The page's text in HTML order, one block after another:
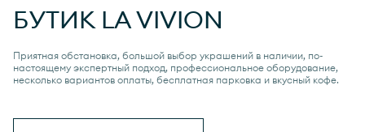
БУТИК LA VIVION
Приятная обстановка, большой выбор украшений в наличии, по-
настоящему экспертный подход, профессиональное оборудование,
несколько вариантов оплаты, бесплатная парковка и вкусный кофе.